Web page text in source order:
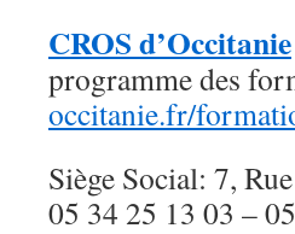
CROS d’Occitanie
programme des
occitanie.fr/
Siège Social: 7,
05 34 25 13 03 –